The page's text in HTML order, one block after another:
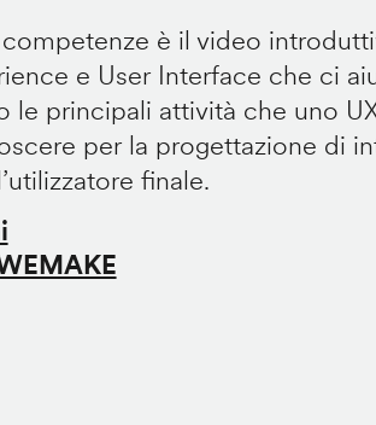
è il video
e User Interface che ci
le principali attività che uno
per la progettazione di
finale.